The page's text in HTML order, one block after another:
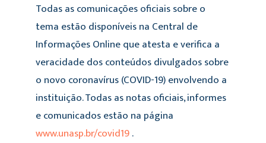
Todas as comunicações oficiais sobre o
tema estão disponíveis na Central de
Informações Online que atesta e verifica a
veracidade dos conteúdos divulgados sobre
o novo coronavírus (COVID-19) envolvendo a
instituição. Todas as notas oficiais, informes
e comunicados estão na página
www.unasp.br/covid19.